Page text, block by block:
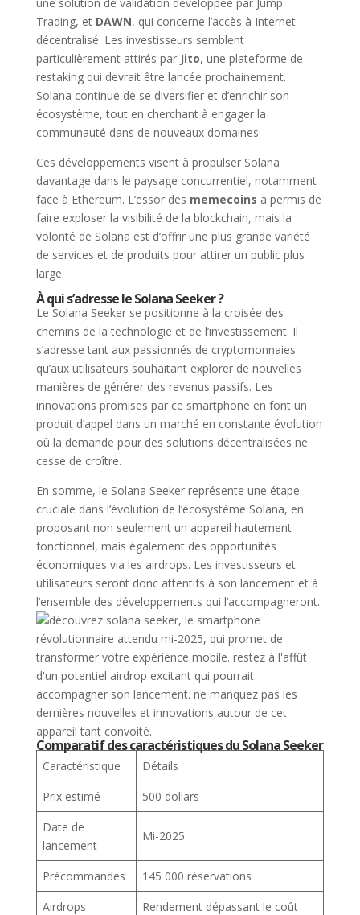
Trading, et DAWN, qui concerne l’accès à Internet
décentralisé. Les investisseurs semblent
particulièrement attirés par Jito, une plateforme de
restaking qui devrait être lancée prochainement.
Solana continue de se diversifier et d’enrichir son
écosystème, tout en cherchant à engager la
communauté dans de nouveaux domaines.
Ces développements visent à propulser Solana
davantage dans le paysage concurrentiel, notamment
face à Ethereum. L’essor des memecoins a permis de
faire exploser la visibilité de la blockchain, mais la
volonté de Solana est d’offrir une plus grande variété
de services et de produits pour attirer un public plus
large.
À qui s’adresse le Solana Seeker ?
Le Solana Seeker se positionne à la croisée des
chemins de la technologie et de l’investissement. Il
s’adresse tant aux passionnés de cryptomonnaies
qu’aux utilisateurs souhaitant explorer de nouvelles
manières de générer des revenus passifs. Les
innovations promises par ce smartphone en font un
produit d’appel dans un marché en constante évolution
où la demande pour des solutions décentralisées ne
cesse de croître.
En somme, le Solana Seeker représente une étape
cruciale dans l’évolution de l’écosystème Solana, en
proposant non seulement un appareil hautement
fonctionnel, mais également des opportunités
économiques via les airdrops. Les investisseurs et
utilisateurs seront donc attentifs à son lancement et à
l’ensemble des développements qui l’accompagneront.
Comparatif des caractéristiques du Solana Seeker
Caractéristique
Détails
Prix estimé
500 dollars
Date de
lancement
Mi-2025
Précommandes
145 000 réservations
Airdrops
Rendement dépassant le coût